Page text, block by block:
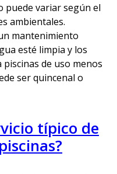
puede variar según el
ambientales.
mantenimiento
esté limpia y los
de uso menos
ser quincenal o
típico de